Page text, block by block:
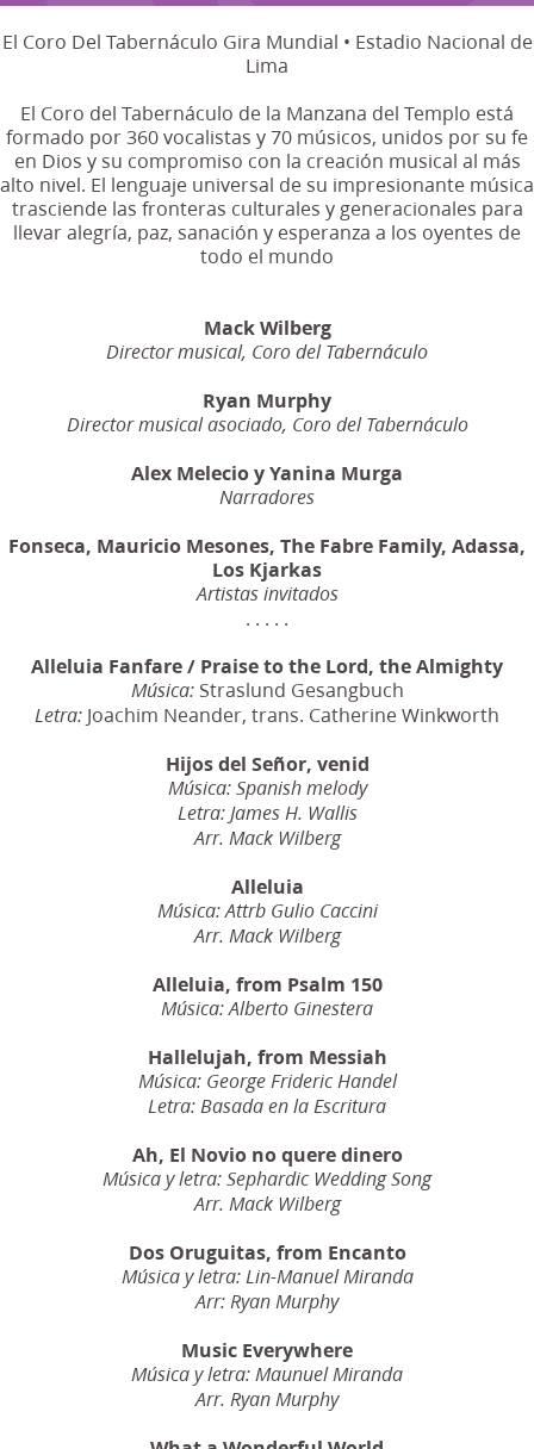
El Coro Del Tabernáculo Gira Mundial • Estadio Nacional de
Lima
El Coro del Tabernáculo de la Manzana del Templo está
formado por 360 vocalistas y 70 músicos, unidos por su fe
en Dios y su compromiso con la creación musical al más
alto nivel. El lenguaje universal de su impresionante música
trasciende las fronteras culturales y generacionales para
llevar alegría, paz, sanación y esperanza a los oyentes de
todo el mundo
Mack Wilberg
Director musical, Coro del Tabernáculo
Ryan Murphy
Director musical asociado, Coro del Tabernáculo
Alex Melecio y Yanina Murga
Narradores
Fonseca, Mauricio Mesones, The Fabre Family, Adassa,
Los Kjarkas
Artistas invitados
. . . . .
Alleluia Fanfare / Praise to the Lord, the Almighty
Música: Straslund Gesangbuch
Letra: Joachim Neander, trans. Catherine Winkworth
Hijos del Señor, venid
Música: Spanish melody
Letra: James H. Wallis
Arr. Mack Wilberg
Alleluia
Música: Attrb Gulio Caccini
Arr. Mack Wilberg
Alleluia, from Psalm 150
Música: Alberto Ginestera
Hallelujah, from Messiah
Música: George Frideric Handel
Letra: Basada en la Escritura
Ah, El Novio no quere dinero
Música y letra: Sephardic Wedding Song
Arr. Mack Wilberg
Dos Oruguitas, from Encanto
Música y letra: Lin-Manuel Miranda
Arr: Ryan Murphy
Music Everywhere
Música y letra: Maunuel Miranda
Arr. Ryan Murphy